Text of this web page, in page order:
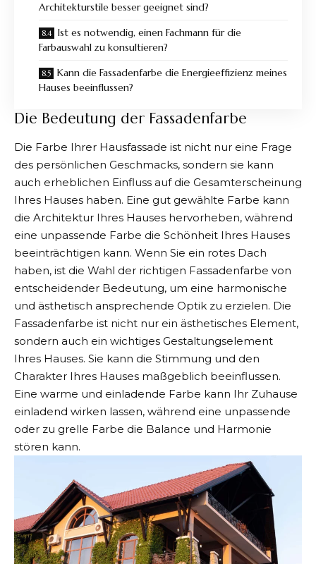
Architekturstile besser geeignet sind?
Ist es notwendig, einen Fachmann für die
Farbauswahl zu konsultieren?
Kann die Fassadenfarbe die Energieeffizienz meines
Hauses beeinflussen?
Die Bedeutung der Fassadenfarbe
Die Farbe Ihrer Hausfassade ist nicht nur eine Frage
des persönlichen Geschmacks, sondern sie kann
auch erheblichen Einfluss auf die Gesamterscheinung
Ihres Hauses haben. Eine gut gewählte Farbe kann
die Architektur Ihres Hauses hervorheben, während
eine unpassende Farbe die Schönheit Ihres Hauses
beeinträchtigen kann. Wenn Sie ein rotes Dach
haben, ist die Wahl der richtigen Fassadenfarbe von
entscheidender Bedeutung, um eine harmonische
und ästhetisch ansprechende Optik zu erzielen. Die
Fassadenfarbe ist nicht nur ein ästhetisches Element,
sondern auch ein wichtiges Gestaltungselement
Ihres Hauses. Sie kann die Stimmung und den
Charakter Ihres Hauses maßgeblich beeinflussen.
Eine warme und einladende Farbe kann Ihr Zuhause
einladend wirken lassen, während eine unpassende
oder zu grelle Farbe die Balance und Harmonie
stören kann.